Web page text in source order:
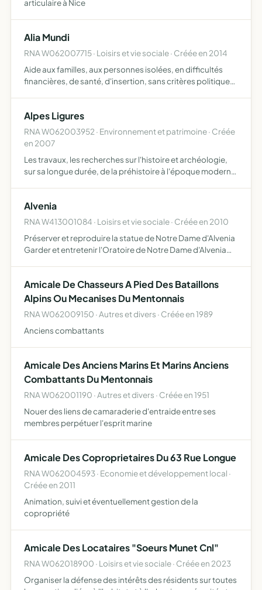
articulaire à Nice
Alia Mundi
RNA W062007715 · Loisirs et vie sociale · Créée en 2014
Aide aux familles, aux personnes isolées, en difficultés
financières, de santé, d'insertion, sans critères politiques
Alpes Ligures
RNA W062003952 · Environnement et patrimoine · Créée
en 2007
Les travaux, les recherches sur l'histoire et archéologie,
sur sa longue durée, de la préhistoire à l'époque moderne,
Alvenia
RNA W413001084 · Loisirs et vie sociale · Créée en 2010
Préserver et reproduire la statue de Notre Dame d'Alvenia
Garder et entretenir l'Oratoire de Notre Dame d'Alvenia
Amicale De Chasseurs A Pied Des Bataillons
Alpins Ou Mecanises Du Mentonnais
RNA W062009150 · Autres et divers · Créée en 1989
Anciens combattants
Amicale Des Anciens Marins Et Marins Anciens
Combattants Du Mentonnais
RNA W062001190 · Autres et divers · Créée en 1951
Nouer des liens de camaraderie d'entraide entre ses
membres perpétuer l'esprit marine
Amicale Des Coproprietaires Du 63 Rue Longue
RNA W062004593 · Economie et développement local ·
Créée en 2011
Animation, suivi et éventuellement gestion de la
copropriété
Amicale Des Locataires "Soeurs Munet Cnl"
RNA W062018900 · Loisirs et vie sociale · Créée en 2023
Organiser la défense des intérêts des résidents sur toutes